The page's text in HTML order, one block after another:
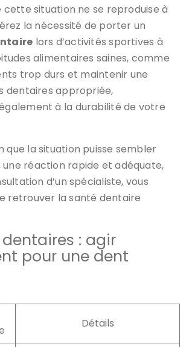
cette situation ne se reproduise à
la nécessité de porter un
lors d’activités sportives à
alimentaires saines, comme
trop durs et maintenir une
dentaires appropriée,
à la durabilité de votre
que la situation puisse sembler
réaction rapide et adéquate,
d’un spécialiste, vous
retrouver la santé dentaire
: agir
pour une dent
Détails